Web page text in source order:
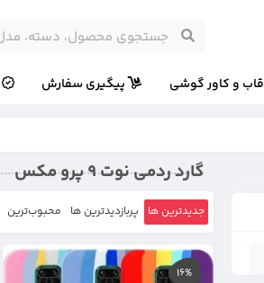
قاب و کاور گوشی پیگیری سفارش
گارد ردمی نوت 9 پرو مکس
جدیدترین ها پربازدیدترین ها محبوب‌‌ترین
16%